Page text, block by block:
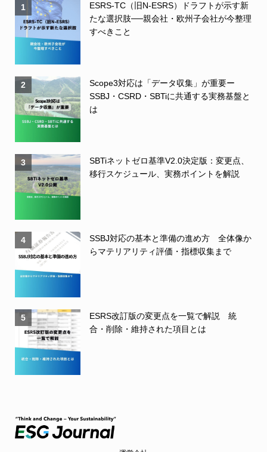
1
ESRS-TC（旧N-ESRS）ドラフトが示す新
たな選択肢──親会社・欧州子会社が今整理
すべきこと
2
Scope3対応は「データ収集」が重要ー
SSBJ・CSRD・SBTiに共通する実務基盤と
は
3
SBTiネットゼロ基準V2.0決定版：変更点、
移行スケジュール、実務ポイントを解説
4
SSBJ対応の基本と準備の進め方 全体像か
らマテリアリティ評価・指標収集まで
5
ESRS改訂版の変更点を一覧で解説 統
合・削除・維持された項目とは